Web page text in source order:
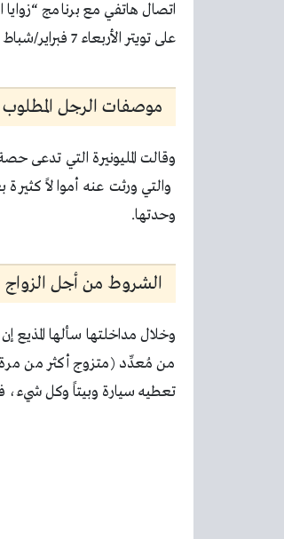
اتصال هاتفي مع برنامج
على تويتر الأربعاء 7 فبراير/شباط 2021.
موصفات الرجل المطلوب
وقالت المليونيرة التي تدعى
والتي ورثت عنه أموالاً
وحدتها.
الشروط من أجل الزواج
وخلال مداخلتها سألها
من مُعدِّد (متزوج أكثر من مرة)
تعطيه سيارة وبيتاً وكل شيء،